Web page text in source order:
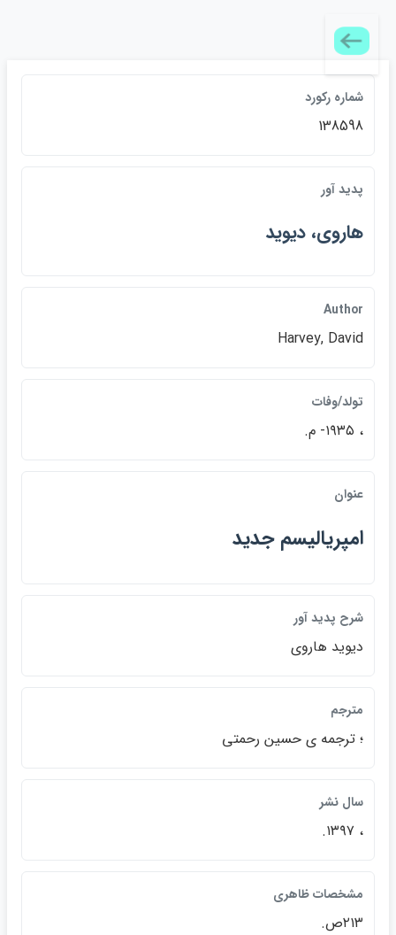
شماره ركورد
138598
پديد آور
هاروي، ديويد
Author
Harvey, David
تولد/وفات
، ۱۹۳۵- م.
عنوان
امپرياليسم جديد
شرح پديد آور
ديويد هاروي
مترجم
؛ ترجمه ي حسين رحمتي
سال نشر
، ۱۳۹۷.
مشخصات ظاهري
۲۱۳ص.